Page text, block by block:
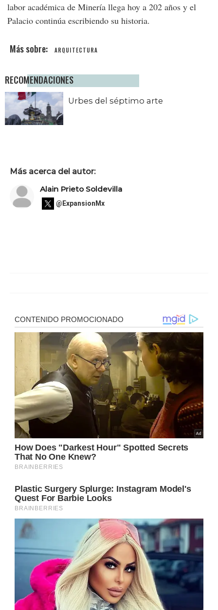
labor académica de Minería llega hoy a 202 años y el
Palacio continúa escribiendo su historia.
ARQUITECTURA
RECOMENDACIONES
Urbes del séptimo arte
Más acerca del autor:
Alain Prieto Soldevilla
@ExpansionMx